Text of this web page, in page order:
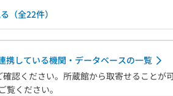
（全22件）
携している機関・データベースの一覧
認ください。所蔵館から取寄せることが
覧ください。